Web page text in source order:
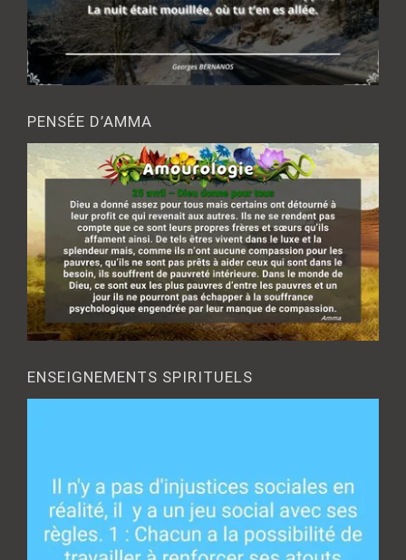
PENSÉE D’AMMA
ENSEIGNEMENTS SPIRITUELS